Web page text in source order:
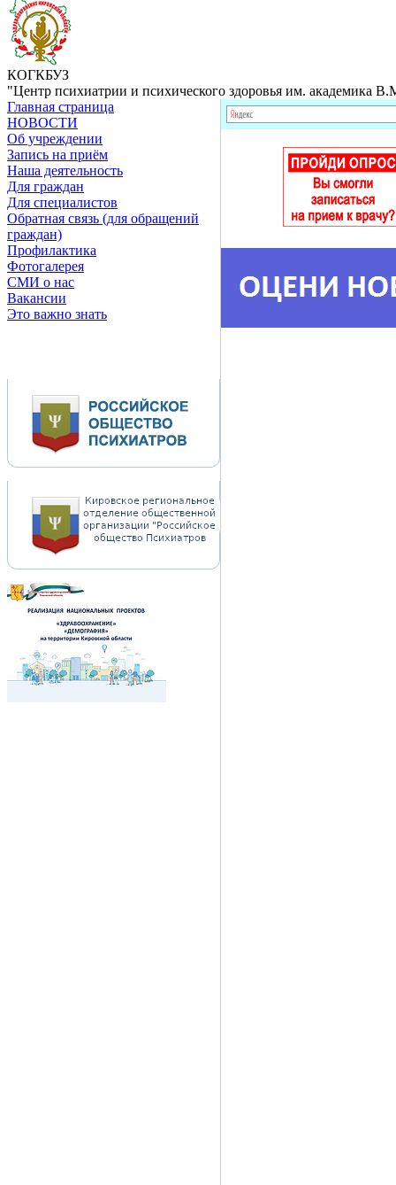
КОГКБУЗ
"Центр психиатрии и психического здоровья им. академика
Главная страница
НОВОСТИ
Об учреждении
Запись на приём
Наша деятельность
Для граждан
Для специалистов
Обратная связь (для обращений
граждан)
Профилактика
Фотогалерея
СМИ о нас
Вакансии
Это важно знать